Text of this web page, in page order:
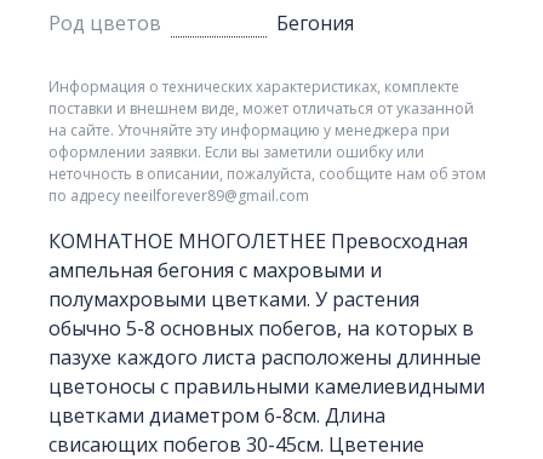
Род цветов
Бегония
Информация о технических характеристиках, комплекте
поставки и внешнем виде, может отличаться от указанной
на сайте. Уточняйте эту информацию у менеджера при
оформлении заявки. Если вы заметили ошибку или
неточность в описании, пожалуйста, сообщите нам об этом
по адресу neeilforever89@gmail.com
КОМНАТНОЕ МНОГОЛЕТНЕЕ Превосходная
ампельная бегония с махровыми и
полумахровыми цветками. У растения
обычно 5-8 основных побегов, на которых в
пазухе каждого листа расположены длинные
цветоносы с правильными камелиевидными
цветками диаметром 6-8см. Длина
свисающих побегов 30-45см. Цветение